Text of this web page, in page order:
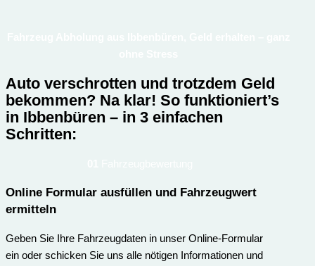
Auto verschrotten und trotzdem Geld
bekommen? Na klar! So funktioniert’s
in Ibbenbüren – in 3 einfachen
Schritten:
Online Formular ausfüllen und Fahrzeugwert
ermitteln
Geben Sie Ihre Fahrzeugdaten in unser Online-Formular
ein oder schicken Sie uns alle nötigen Informationen und